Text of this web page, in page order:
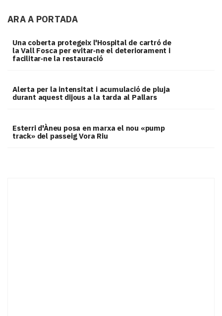
ARA A PORTADA
Una coberta protegeix l'Hospital de cartró de
la Vall Fosca per evitar‑ne el deteriorament i
facilitar‑ne la restauració
Alerta per la intensitat i acumulació de pluja
durant aquest dijous a la tarda al Pallars
Esterri d'Àneu posa en marxa el nou «pump
track» del passeig Vora Riu